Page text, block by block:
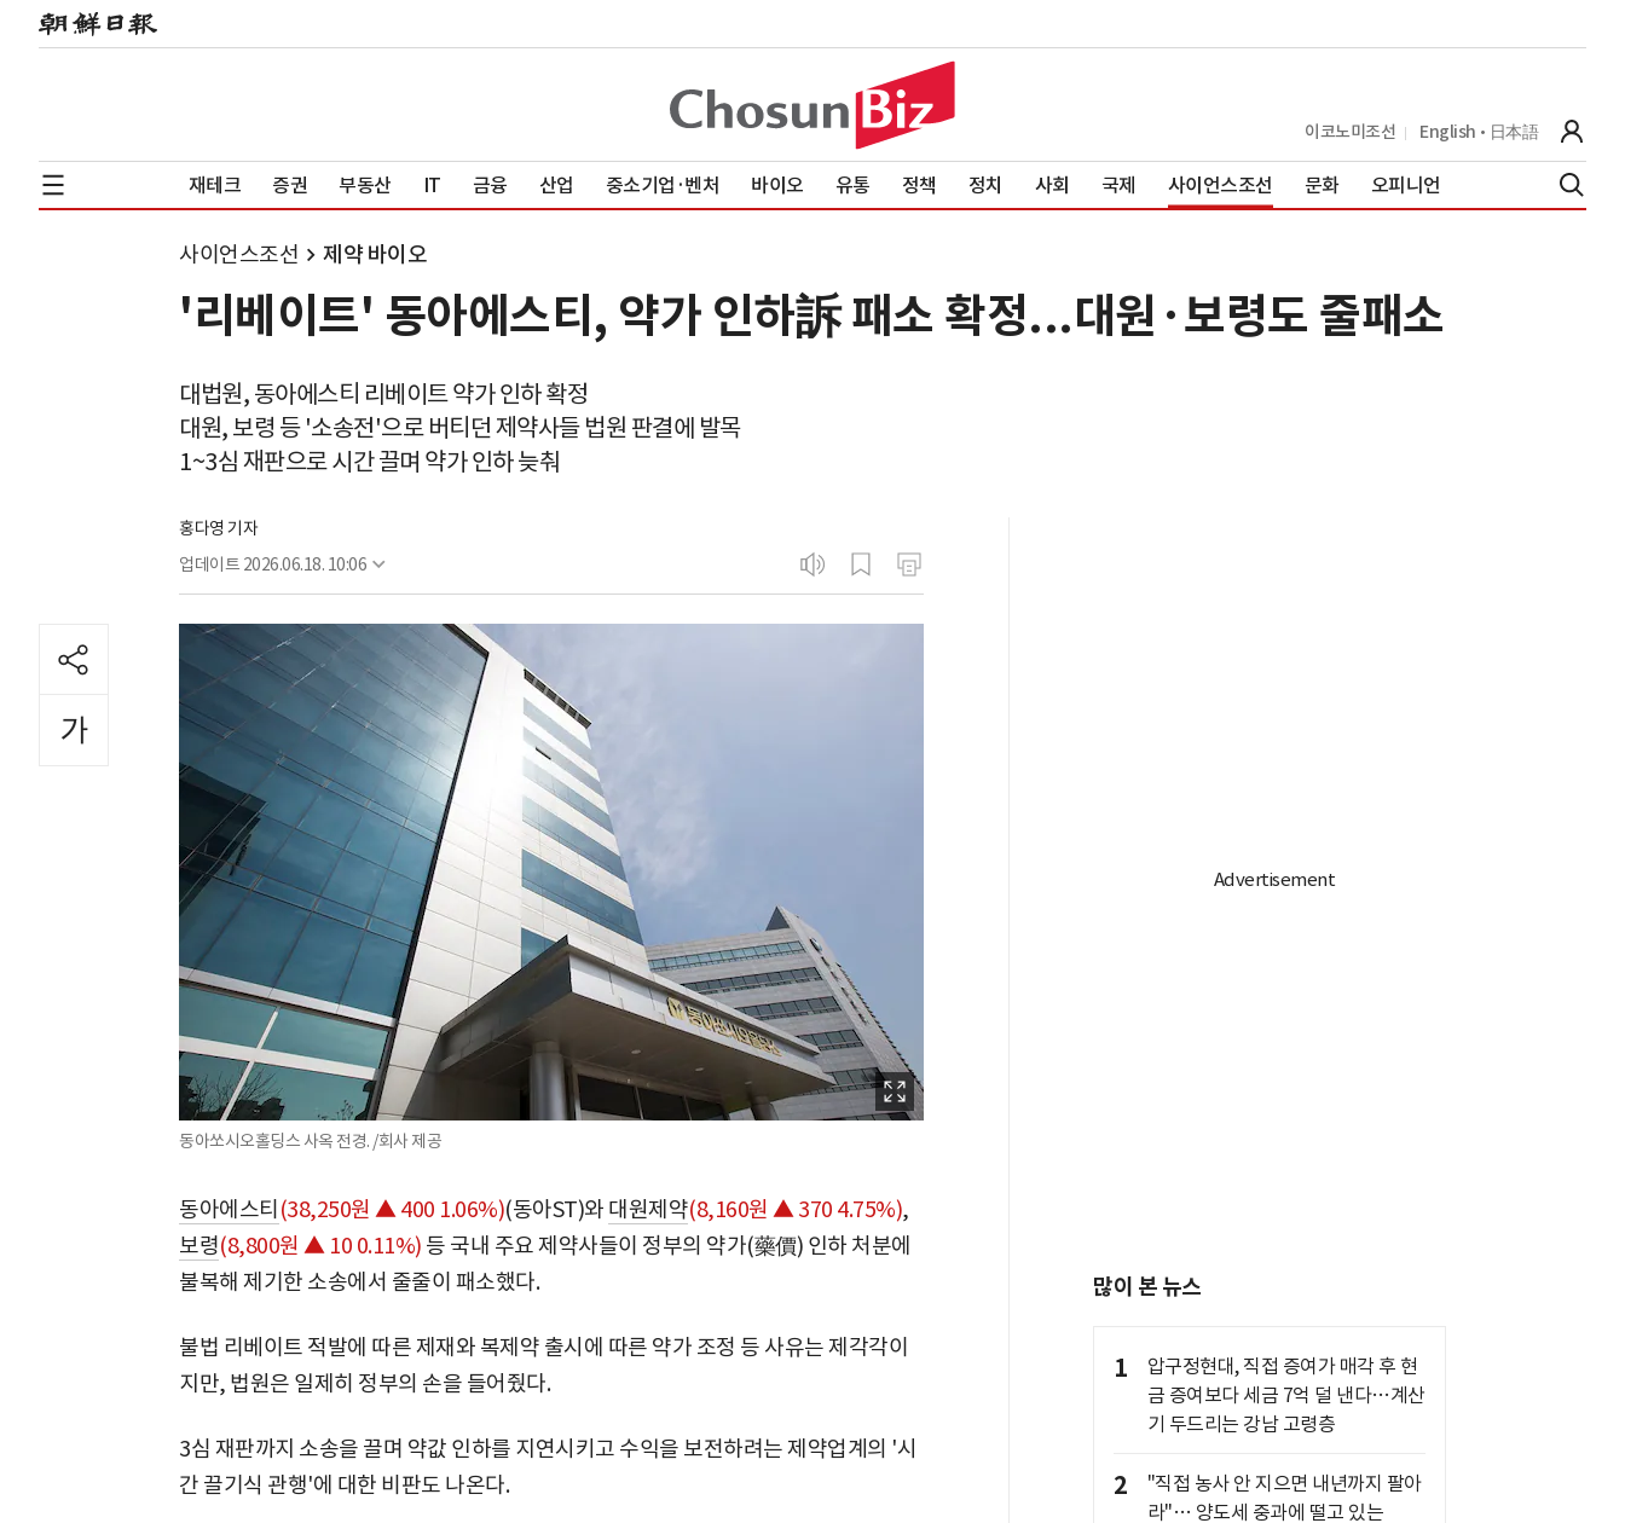
이코노미조선 English 日本語
재테크 증권 부동산 IT 금융 산업 중소기업·벤처 바이오 유통 정책 정치 사회 국제 사이언스조선 문화 오피니언
사이언스조선 제약 바이오
'리베이트' 동아에스티, 약가 인하訴 패소 확정...대원·보령도 줄패소
대법원, 동아에스티 리베이트 약가 인하 확정
대원, 보령 등 '소송전'으로 버티던 제약사들 법원 판결에 발목
1~3심 재판으로 시간 끌며 약가 인하 늦춰
홍다영 기자
업데이트 2026.06.18. 10:06
동아쏘시오홀딩스 사옥 전경. /회사 제공
동아에스티 (38,250원 ▲ 400 1.06%)(동아ST)와 대원제약(8,160원 ▲ 370 4.75%),
보령(8,800원 ▲ 10 0.11%) 등 국내 주요 제약사들이 정부의 약가(藥價) 인하 처분에
불복해 제기한 소송에서 줄줄이 패소했다.
불법 리베이트 적발에 따른 제재와 복제약 출시에 따른 약가 조정 등 사유는 제각각이
지만, 법원은 일제히 정부의 손을 들어줬다.
3심 재판까지 소송을 끌며 약값 인하를 지연시키고 수익을 보전하려는 제약업계의 '시
간 끌기식 관행'에 대한 비판도 나온다.
많이 본 뉴스
1
압구정현대, 직접 증여가 매각 후 현
금 증여보다 세금 7억 덜 낸다…계산
기 두드리는 강남 고령층
2
"직접 농사 안 지으면 내년까지 팔아
라"… 양도세 중과에 떨고 있는